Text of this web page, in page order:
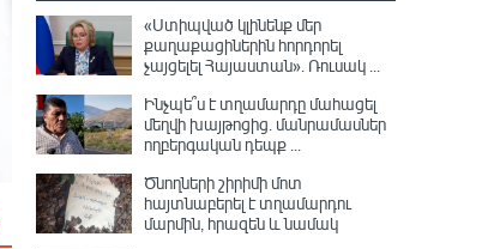
«Ստիպված կլինենք մեր
քաղաքացիներին հորդորել
չայցելել Հայաստան»․ Ռուսակ ...
Ինչպե՞ս է տղամարդը մահացել
մեղվի խայթոցից. մանրամասներ
ողբերգական դեպք ...
Ծնողների շիրիմի մոտ
հայտնաբերել է տղամարդու
մարմին, հրազեն և նամակ